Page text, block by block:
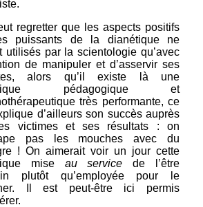
regretter que les aspects positifs
puissants de la dianétique ne
utilisés par la scientologie qu’avec
de manipuler et d’asservir ses
alors qu’il existe là une
pédagogique et
très performante, ce
d’ailleurs son succès auprès
victimes et ses résultats : on
pas les mouches avec du
! On aimerait voir un jour cette
mise au service de l’être
plutôt qu’employée pour le
Il est peut-être ici permis